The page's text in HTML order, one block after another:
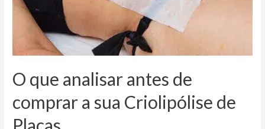
O que analisar antes de
comprar a sua Criolipólise de